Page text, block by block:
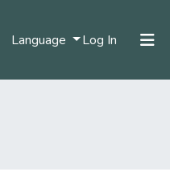
Language Log In (current)